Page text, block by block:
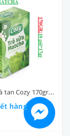
Trà sữa hoà tan Cozy 170gr (10gói * 17gr)
hàng